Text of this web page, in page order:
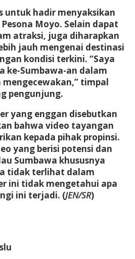
untuk hadir menyaksikan
Moyo. Selain dapat
atraksi, juga diharapkan
jauh mengenai destinasi
kondisi terkini. “Saya
ke-Sumbawa-an dalam
timpal
pengunjung.
yang enggan disebutkan
bahwa video tayangan
kepada pihak propinsi.
yang berisi potensi dan
Sumbawa khususnya
tidak terlihat dalam
ini tidak mengetahui apa
ini terjadi. (JEN/SR)